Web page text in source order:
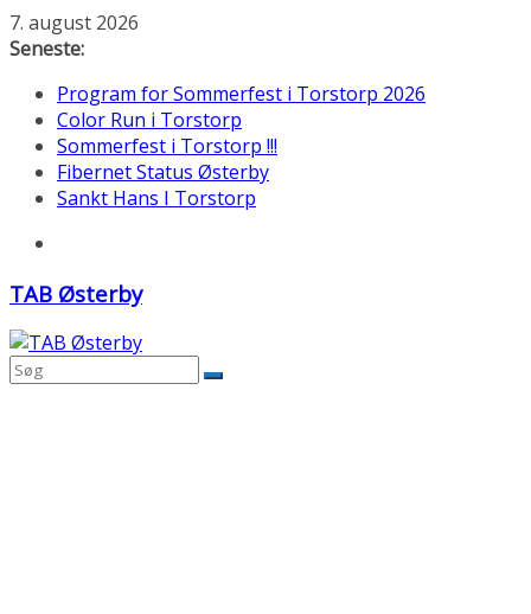
Skip
to
7. august 2026
Seneste:
Program for Sommerfest i Torstorp 2026
Color Run i Torstorp
Sommerfest i Torstorp !!!
Fibernet Status Østerby
Sankt Hans I Torstorp
TAB Østerby